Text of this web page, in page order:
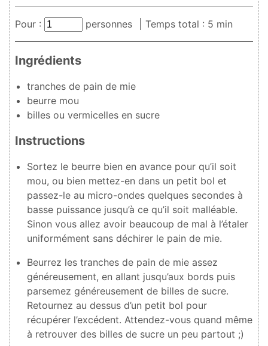
Pour : personnes Temps total : 5 min
Ingrédients
tranches de pain de mie
beurre mou
billes ou vermicelles en sucre
Instructions
Sortez le beurre bien en avance pour qu’il soit
mou, ou bien mettez-en dans un petit bol et
passez-le au micro-ondes quelques secondes à
basse puissance jusqu’à ce qu’il soit malléable.
Sinon vous allez avoir beaucoup de mal à l’étaler
uniformément sans déchirer le pain de mie.
Beurrez les tranches de pain de mie assez
généreusement, en allant jusqu’aux bords puis
parsemez généreusement de billes de sucre.
Retournez au dessus d’un petit bol pour
récupérer l’excédent. Attendez-vous quand même
à retrouver des billes de sucre un peu partout ;)